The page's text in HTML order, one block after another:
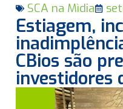
SCA na Mìdia
Estiagem,
CBios são
investidores